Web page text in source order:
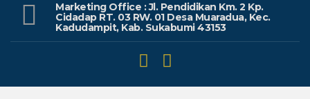
Marketing Office : Jl. Pendidikan Km. 2 Kp.
Cidadap RT. 03 RW. 01 Desa Muaradua, Kec.
Kadudampit, Kab. Sukabumi 43153